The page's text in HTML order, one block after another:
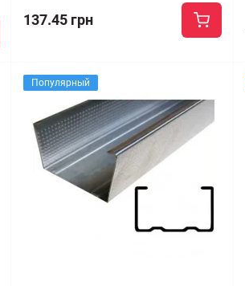
137.45 грн
Популярный